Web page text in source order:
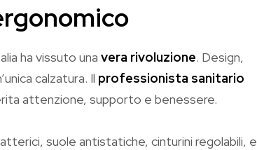
ha vissuto una vera rivoluzione. Design,
calzatura. Il professionista sanitario
attenzione, supporto e benessere.
suole antistatiche, cinturini regolabili, e